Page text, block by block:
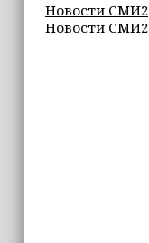
Политик
— стать
Новости СМИ2
Новости СМИ2